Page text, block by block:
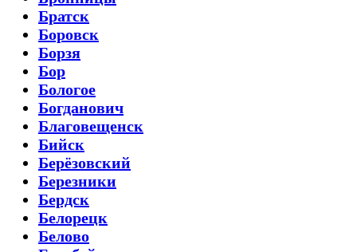
Братск
Боровск
Борзя
Бор
Бологое
Богданович
Благовещенск
Бийск
Берёзовский
Березники
Бердск
Белорецк
Белово